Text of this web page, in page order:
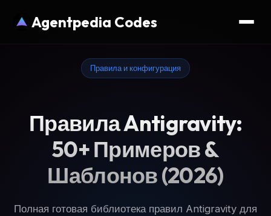
Agentpedia Codes
Правила и конфигурация
Правила Antigravity:
50+ Примеров &
Шаблонов (2026)
Полная готовая библиотека правил Antigravity для